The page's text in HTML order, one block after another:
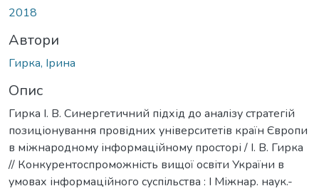
2018
Автори
Гирка, Ірина
Опис
Гирка І. В. Синергетичний підхід до аналізу стратегій
позиціонування провідних університетів країн Європи
в міжнародному інформаційному просторі / І. В. Гирка
// Конкурентоспроможність вищої освіти України в
умовах інформаційного суспільства : І Міжнар. наук.-